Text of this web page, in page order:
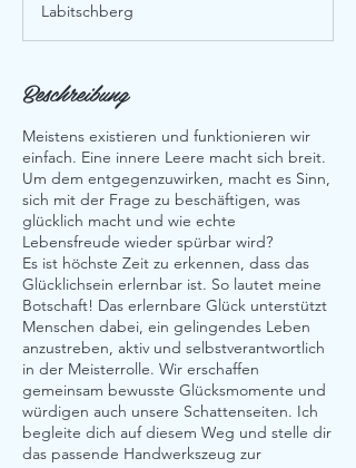
i
n
Labitschberg
Beschreibung
Meistens existieren und funktionieren wir
einfach. Eine innere Leere macht sich breit.
Um dem entgegenzuwirken, macht es Sinn,
sich mit der Frage zu beschäftigen, was
glücklich macht und wie echte
Lebensfreude wieder spürbar wird?
Es ist höchste Zeit zu erkennen, dass das
Glücklichsein erlernbar ist. So lautet meine
Botschaft! Das erlernbare Glück unterstützt
Menschen dabei, ein gelingendes Leben
anzustreben, aktiv und selbstverantwortlich
in der Meisterrolle. Wir erschaffen
gemeinsam bewusste Glücksmomente und
würdigen auch unsere Schattenseiten. Ich
begleite dich auf diesem Weg und stelle dir
das passende Handwerkszeug zur